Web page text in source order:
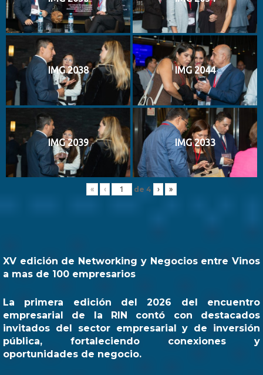
IMG 2038 IMG 2044
IMG 2039 IMG 2033
« ‹ de 4 › »
XV edición de Networking y Negocios entre Vinos
a mas de 100 empresarios
La primera edición del 2026 del encuentro
empresarial de la RIN contó con destacados
invitados del sector empresarial y de inversión
pública, fortaleciendo conexiones y
oportunidades de negocio.